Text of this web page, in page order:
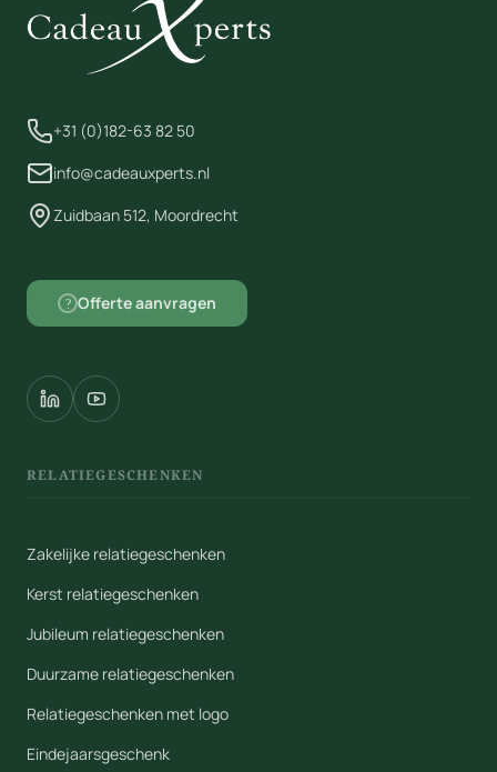
+31 (0)182-63 82 50
info@cadeauxperts.nl
Zuidbaan 512, Moordrecht
? Offerte aanvragen
RELATIEGESCHENKEN
Zakelijke relatiegeschenken
Kerst relatiegeschenken
Jubileum relatiegeschenken
Duurzame relatiegeschenken
Relatiegeschenken met logo
Eindejaarsgeschenk